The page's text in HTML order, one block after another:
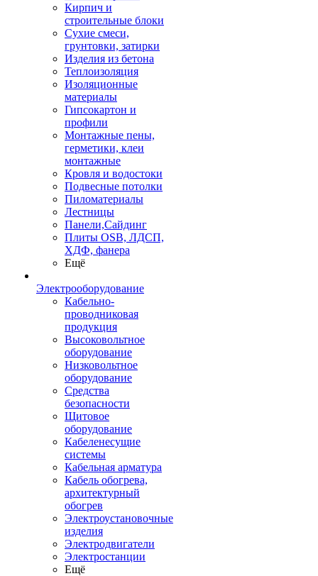
Кирпич и
строительные блоки
Сухие смеси,
грунтовки, затирки
Изделия из бетона
Теплоизоляция
Изоляционные
материалы
Гипсокартон и
профили
Монтажные пены,
герметики, клеи
монтажные
Кровля и водостоки
Подвесные потолки
Пиломатериалы
Лестницы
Панели,Сайдинг
Плиты OSB, ЛДСП,
ХДФ, фанера
Ещё
Электрооборудование
Кабельно-
проводниковая
продукция
Высоковольтное
оборудование
Низковольтное
оборудование
Средства
безопасности
Щитовое
оборудование
Кабеленесущие
системы
Кабельная арматура
Кабель обогрева,
архитектурный
обогрев
Электроустановочные
изделия
Электродвигатели
Электростанции
Ещё